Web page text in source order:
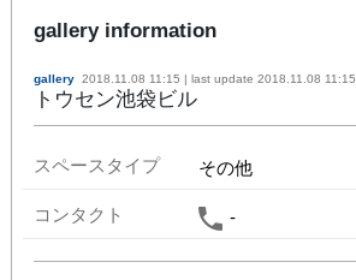
gallery information
gallery 2018.11.08 11:15 | last update 2018.11.08 11:15
トウセン池袋ビル
スペースタイプ その他
コンタクト -